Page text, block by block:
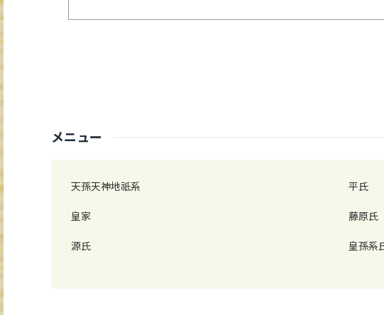
メニュー
天孫天神地祇系
皇家
源氏
平氏
藤原氏
皇孫系